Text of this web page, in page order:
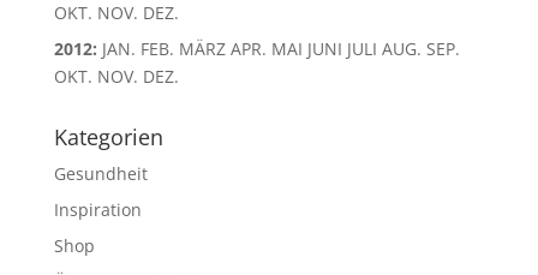
OKT. NOV. DEZ.
2012: JAN. FEB. MÄRZ APR. MAI JUNI JULI AUG. SEP.
OKT. NOV. DEZ.
Kategorien
Gesundheit
Inspiration
Shop